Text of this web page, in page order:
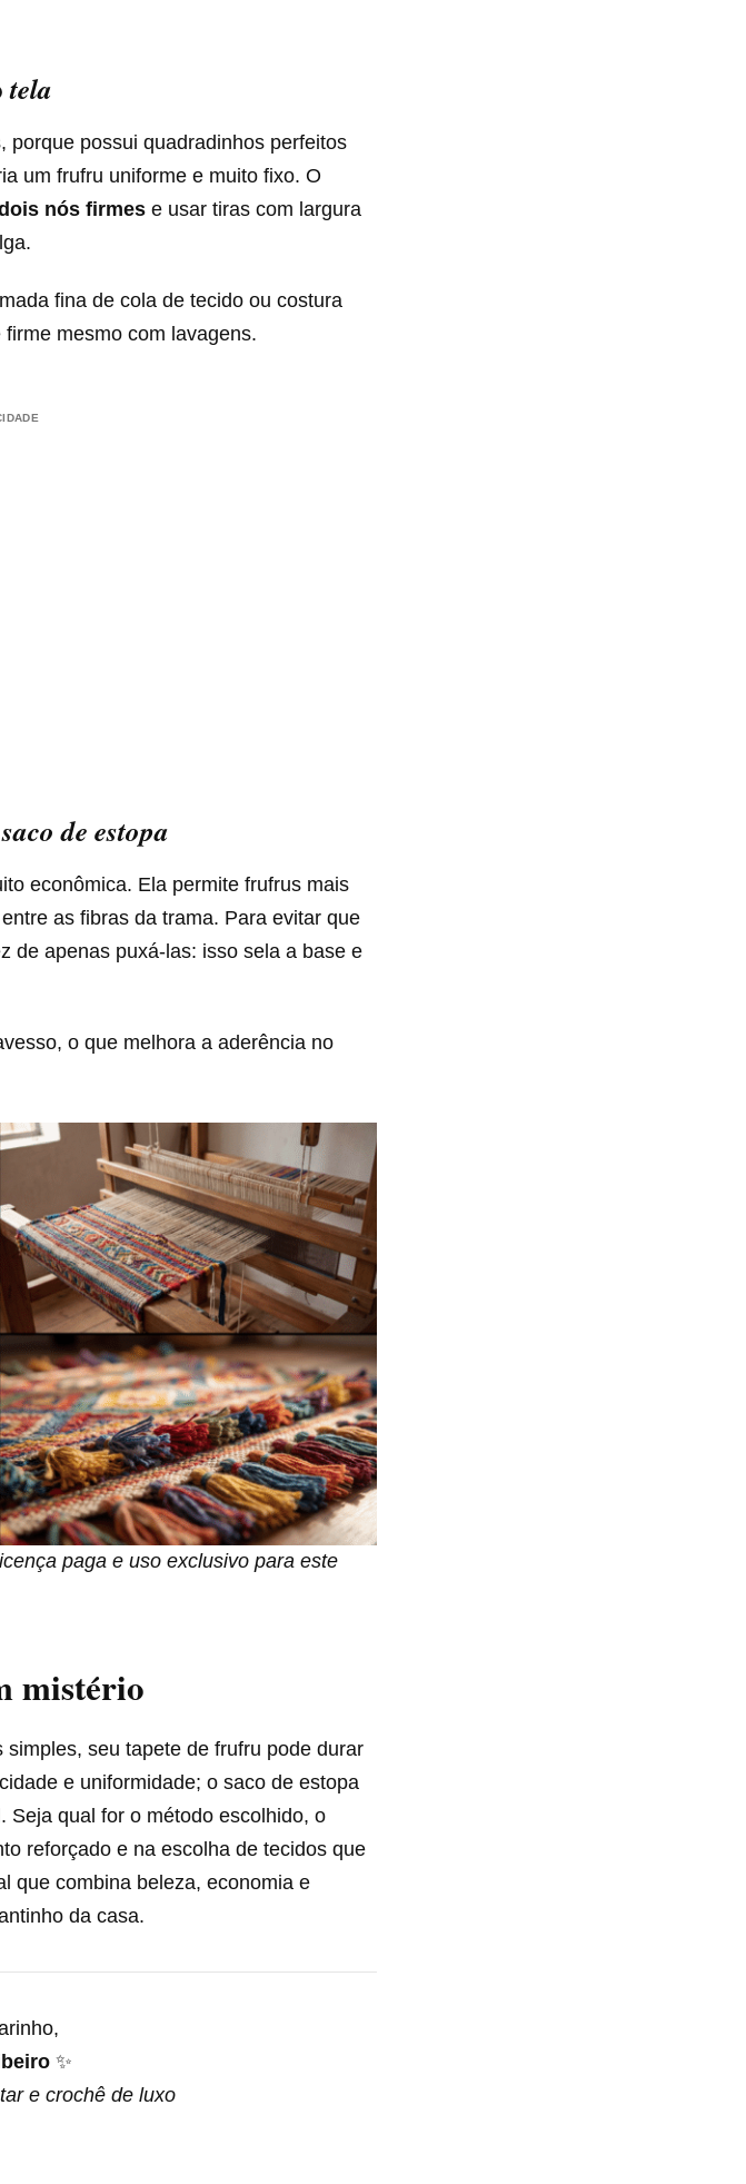
tela
porque possui quadradinhos perfeitos
um frufru uniforme e muito fixo. O
nós firmes e usar tiras com largura
fina de cola de tecido ou costura
mesmo com lavagens.
saco de estopa
econômica. Ela permite frufrus mais
as fibras da trama. Para evitar que
de apenas puxá-las: isso sela a base e
o que melhora a aderência no
paga e uso exclusivo para este
mistério
seu tapete de frufru pode durar
e uniformidade; o saco de estopa
Seja qual for o método escolhido, o
reforçado e na escolha de tecidos que
que combina beleza, economia e
da casa.
✨
e crochê de luxo